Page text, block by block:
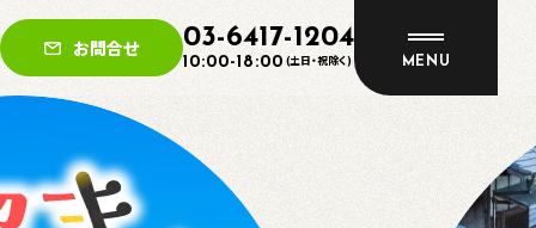
お問合せ 03-6417-1204
10:00-18:00 (土日・祝除く) MENU